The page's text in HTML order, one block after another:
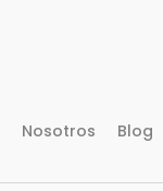
Nosotros Blog